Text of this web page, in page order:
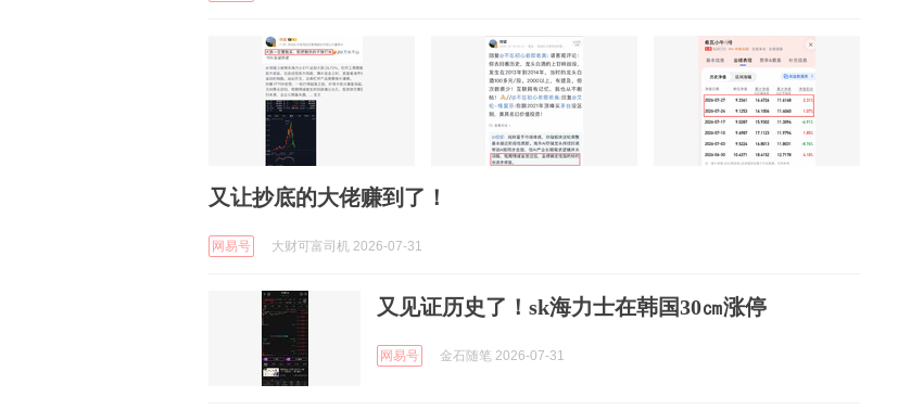
又让抄底的大佬赚到了！
网易号 大财可富司机 2026-07-31
又见证历史了！sk海力士在韩国30㎝涨停
网易号 金石随笔 2026-07-31